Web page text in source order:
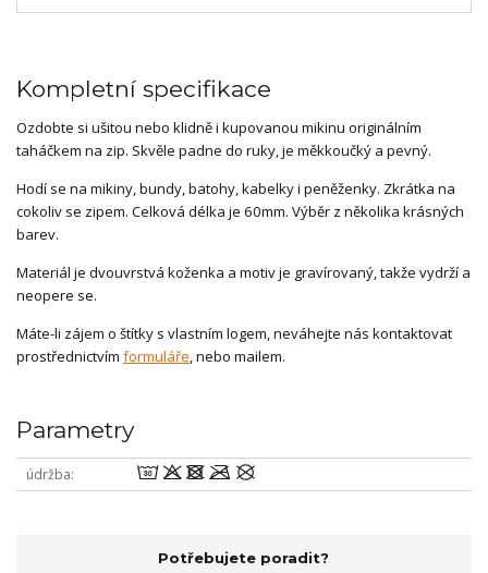
Kompletní specifikace
Ozdobte si ušitou nebo klidně i kupovanou mikinu originálním
taháčkem na zip. Skvěle padne do ruky, je měkkoučký a pevný.
Hodí se na mikiny, bundy, batohy, kabelky i peněženky. Zkrátka na
cokoliv se zipem. Celková délka je 60mm. Výběr z několika krásných
barev.
Materiál je dvouvrstvá koženka a motiv je gravírovaný, takže vydrží a
neopere se.
Máte-li zájem o štítky s vlastním logem, neváhejte nás kontaktovat
prostřednictvím formuláře, nebo mailem.
Parametry
údržba wodmU
Potřebujete poradit?